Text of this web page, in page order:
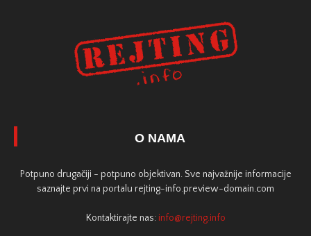
O NAMA
Potpuno drugačiji - potpuno objektivan. Sve najvažnije informacije
saznajte prvi na portalu rejting-info.preview-domain.com
Kontaktirajte nas: info@rejting.info